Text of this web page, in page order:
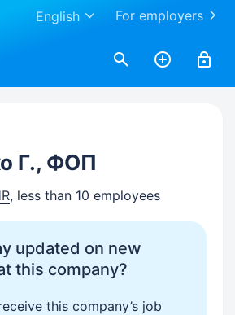
For employers
English
Г., ФОП
, less than 10 employees
updated on new
this company?
this company’s job